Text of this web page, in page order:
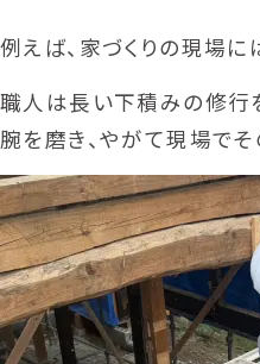
例えば、家づくりの現場
職人は長い下積みの修行
腕を磨き、やがて現場で